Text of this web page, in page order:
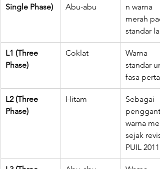
Single Phase)
Abu-abu
n warna
merah
standar
L1 (Three
Phase)
Coklat
Warna
standar
fasa
L2 (Three
Phase)
Hitam
Sebagai
pengganti
warna
sejak
PUIL 2011.